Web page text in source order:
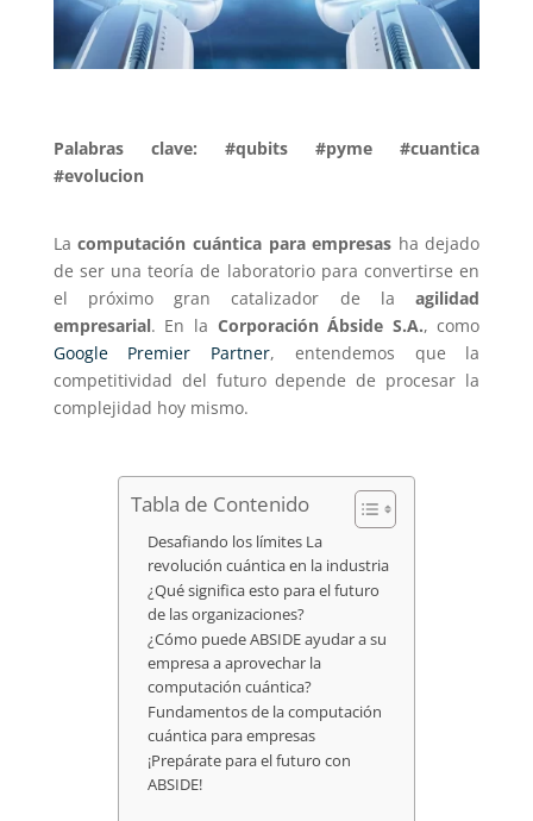
Palabras clave: #qubits #pyme #cuantica
#evolucion
Lacomputación cuántica para empresas ha dejado
de ser una teoría de laboratorio para convertirse en
el próximo gran catalizador de laagilidad
empresarial. En la Corporación Ábside S.A., como
Google Premier Partner, entendemos que la
competitividad del futuro depende de procesar la
complejidad hoy mismo.
Tabla de Contenido
Desafiando los límites La
revolución cuántica en la industria
¿Qué significa esto para el futuro
de las organizaciones?
¿Cómo puede ABSIDE ayudar a su
empresa a aprovechar la
computación cuántica?
Fundamentos de la computación
cuántica para empresas
¡Prepárate para el futuro con
ABSIDE!